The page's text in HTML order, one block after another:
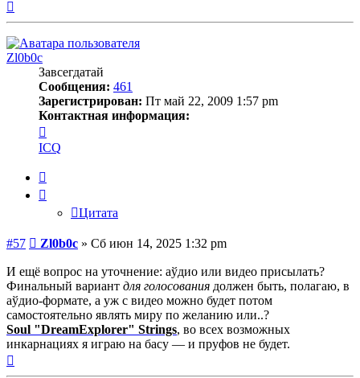
Zl0b0c
Завсегдатай
Сообщения: 461
Зарегистрирован: Пт май 22, 2009 1:57 pm
Контактная информация:
информация
пользователя
ICQ
Цитата
#57 Сообщение
Zl0b0c » Сб июн 14, 2025 1:32 pm
И ещё вопрос на уточнение: аўдио или видео присылать?
Финальный вариант для голосования должен быть, полагаю, в
аўдио-формате, а уж с видео можно будет потом
самостоятельно являть миру по желанию или..?
Soul "DreamExplorer" Strings, во всех возможных
инкарнациях я играю на басу — и пруфов не будет.